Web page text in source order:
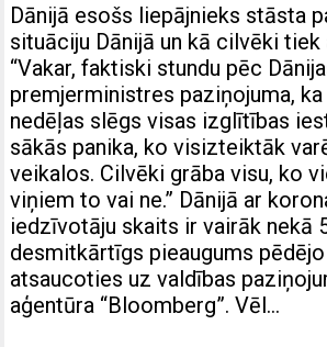
Dānijā esošs liepājnieks stāsta
situāciju Dānijā un kā cilvēki tiek
“Vakar, faktiski stundu pēc
premjerministres paziņojuma,
nedēļas slēgs visas izglītības
sākās panika, ko visizteiktāk
veikalos. Cilvēki grāba visu, ko
viņiem to vai ne.” Dānijā ar
iedzīvotāju skaits ir vairāk nekā
desmitkārtīgs pieaugums
atsaucoties uz valdības
aģentūra “Bloomberg”. Vēl…